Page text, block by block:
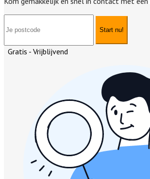
Start nu!
Gratis - Vrijblijvend